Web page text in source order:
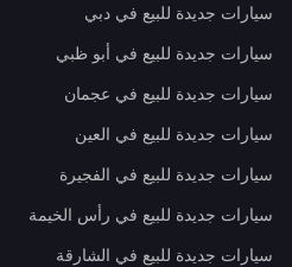
سيارات جديدة للبيع في دبي
سيارات جديدة للبيع في أبو ظبي
سيارات جديدة للبيع في عجمان
سيارات جديدة للبيع في العين
سيارات جديدة للبيع في الفجيرة
سيارات جديدة للبيع في رأس الخيمة
سيارات جديدة للبيع في الشارقة